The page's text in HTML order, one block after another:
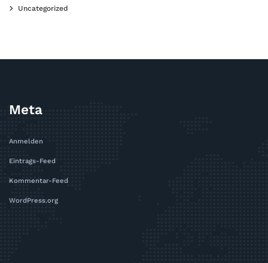
Uncategorized
Meta
Anmelden
Eintrags-Feed
Kommentar-Feed
WordPress.org